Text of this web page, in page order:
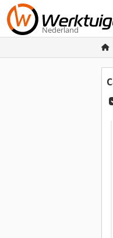
Nederland